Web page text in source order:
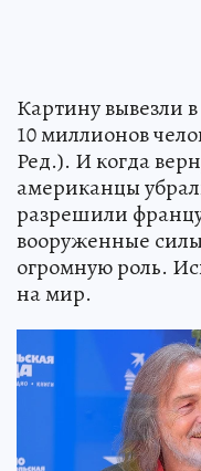
Картину вывезли
10 миллионов
Ред.). И когда
американцы
разрешили
вооруженные
огромную роль.
на мир.